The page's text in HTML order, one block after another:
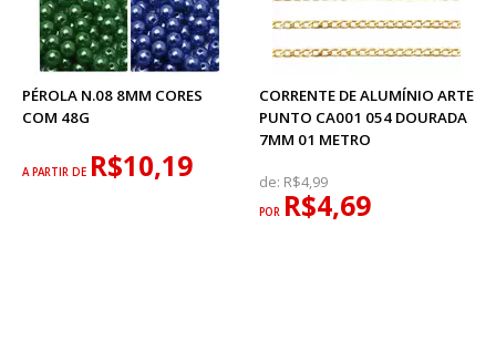
PÉROLA N.08 8MM CORES
COM 48G
A PARTIR DE R$10,19
CORRENTE DE ALUMÍNIO ARTE
PUNTO CA001 054 DOURADA
7MM 01 METRO
de: R$4,99
POR R$4,69